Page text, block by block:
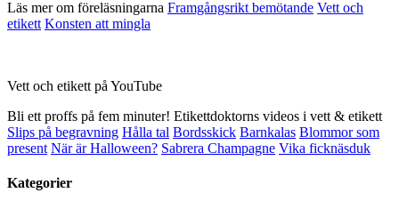
Läs mer om föreläsningarna Framgångsrikt bemötande Vett och
etikett Konsten att mingla
Vett och etikett på YouTube
Bli ett proffs på fem minuter! Etikettdoktorns videos i vett & etikett
Slips på begravning Hålla tal Bordsskick Barnkalas Blommor som
present När är Halloween? Sabrera Champagne Vika ficknäsduk
Kategorier